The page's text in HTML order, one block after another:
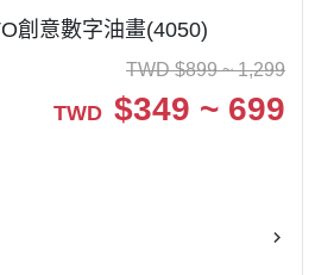
創意數字油畫(4050)
TWD $899 ~ 1,299
TWD $349 ~ 699